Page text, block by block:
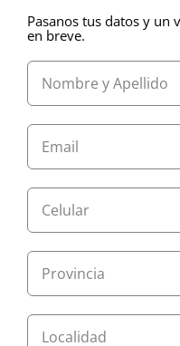
Pasanos tus datos y un
en breve.